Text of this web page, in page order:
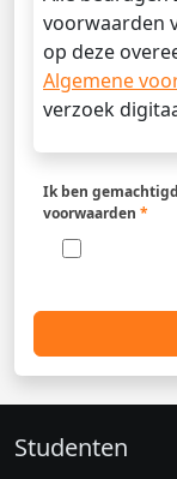
voorwaarden
op deze
Algemene
verzoek
Ik ben
voorwaarden *
Studenten